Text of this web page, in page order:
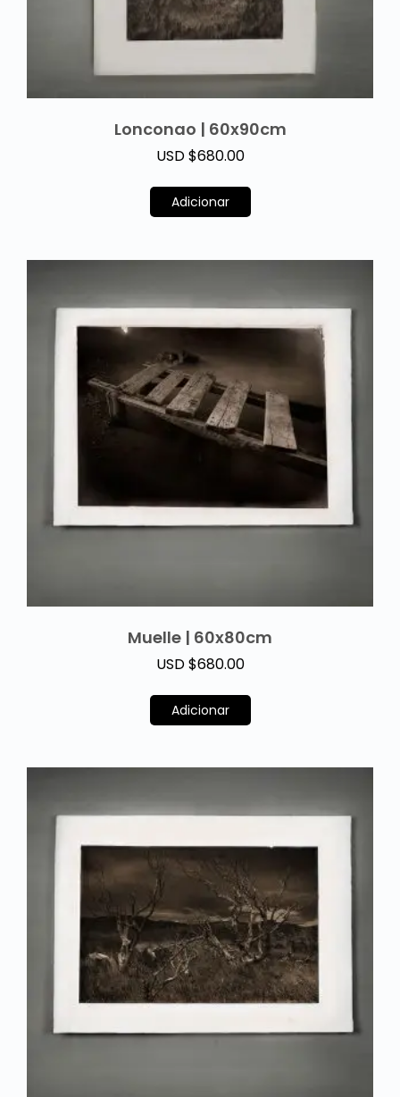
Lonconao | 60x90cm
USD $680.00
Adicionar
Muelle | 60x80cm
USD $680.00
Adicionar